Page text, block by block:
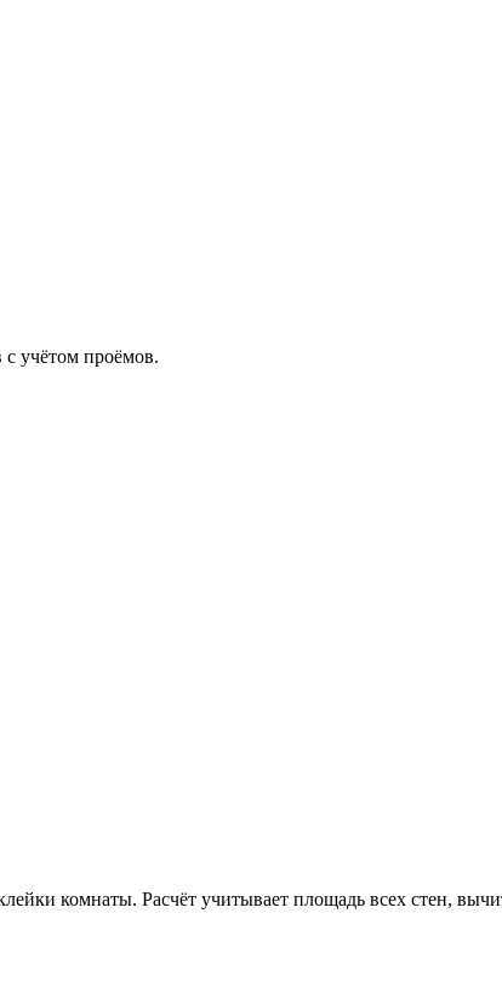
учётом проёмов.
комнаты. Расчёт учитывает площадь всех стен,